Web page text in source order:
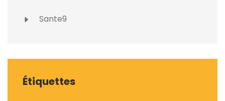
Sante9
Étiquettes